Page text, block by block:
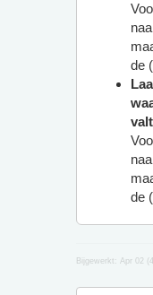
de
valt
de
Bijgewerkt: Apr 02